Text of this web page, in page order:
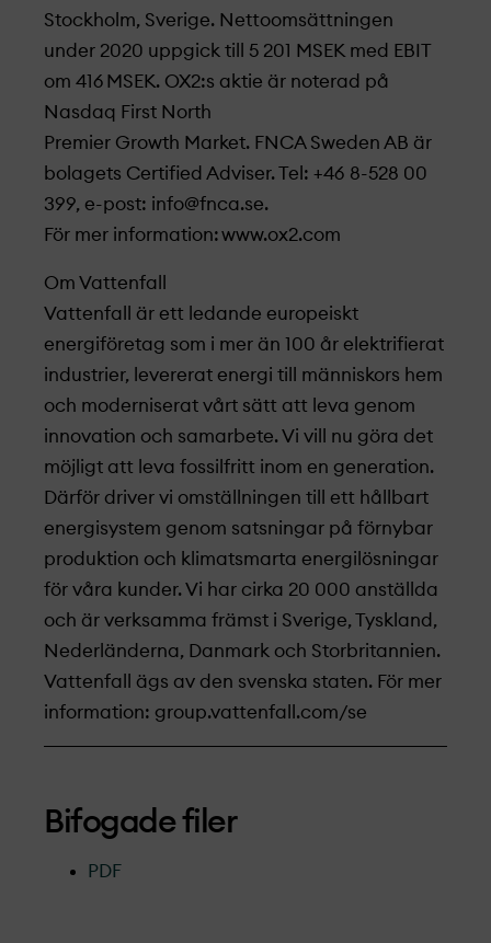
Stockholm, Sverige. Nettoomsättningen
under 2020 uppgick till 5 201 MSEK med EBIT
om 416 MSEK. OX2:s aktie är noterad på
Nasdaq First North
Premier Growth Market. FNCA Sweden AB är
bolagets Certified Adviser. Tel: +46 8-528 00
399, e-post: info@fnca.se.
För mer information: www.ox2.com
Om Vattenfall
Vattenfall är ett ledande europeiskt
energiföretag som i mer än 100 år elektrifierat
industrier, levererat energi till människors hem
och moderniserat vårt sätt att leva genom
innovation och samarbete. Vi vill nu göra det
möjligt att leva fossilfritt inom en generation.
Därför driver vi omställningen till ett hållbart
energisystem genom satsningar på förnybar
produktion och klimatsmarta energilösningar
för våra kunder. Vi har cirka 20 000 anställda
och är verksamma främst i Sverige, Tyskland,
Nederländerna, Danmark och Storbritannien.
Vattenfall ägs av den svenska staten. För mer
information: group.vattenfall.com/se
Bifogade filer
PDF